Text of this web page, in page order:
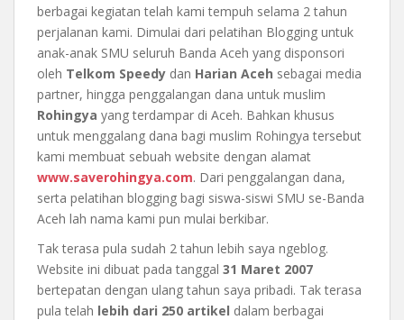
berbagai kegiatan telah kami tempuh selama 2 tahun
perjalanan kami. Dimulai dari pelatihan Blogging untuk
anak-anak SMU seluruh Banda Aceh yang disponsori
oleh Telkom Speedy dan Harian Aceh sebagai media
partner, hingga penggalangan dana untuk muslim
Rohingya yang terdampar di Aceh. Bahkan khusus
untuk menggalang dana bagi muslim Rohingya tersebut
kami membuat sebuah website dengan alamat
www.saverohingya.com. Dari penggalangan dana,
serta pelatihan blogging bagi siswa-siswi SMU se-Banda
Aceh lah nama kami pun mulai berkibar.
Tak terasa pula sudah 2 tahun lebih saya ngeblog.
Website ini dibuat pada tanggal 31 Maret 2007
bertepatan dengan ulang tahun saya pribadi. Tak terasa
pula telah lebih dari 250 artikel dalam berbagai